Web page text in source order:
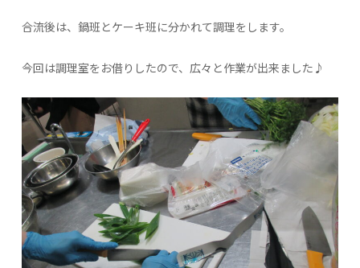
合流後は、鍋班とケーキ班に分かれて調理をします。
今回は調理室をお借りしたので、広々と作業が出来ました♪